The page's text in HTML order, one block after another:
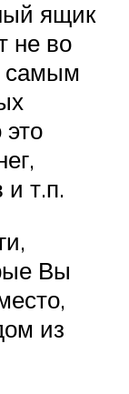
ящик
не во
самым
это
т.п.
Вы
из